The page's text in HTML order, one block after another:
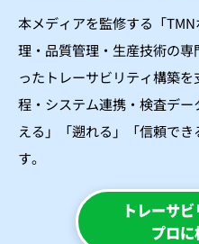
本メディアを監修する「
理・品質管理・生産技術の
ったトレーサビリティ構築を
程・システム連携・検査デ
える」「遡れる」「信頼で
す。
トレーサ
プロ